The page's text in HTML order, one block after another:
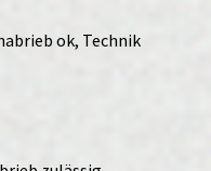
ok, Technik